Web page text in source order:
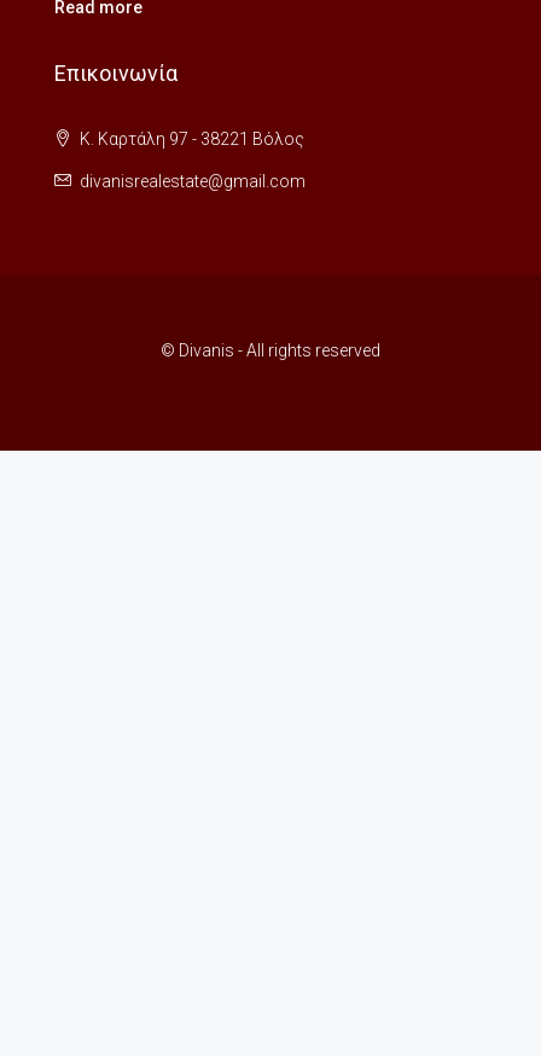
Read more
Επικοινωνία
Κ. Καρτάλη 97 - 38221 Βόλος
divanisrealestate@gmail.com
© Divanis - All rights reserved